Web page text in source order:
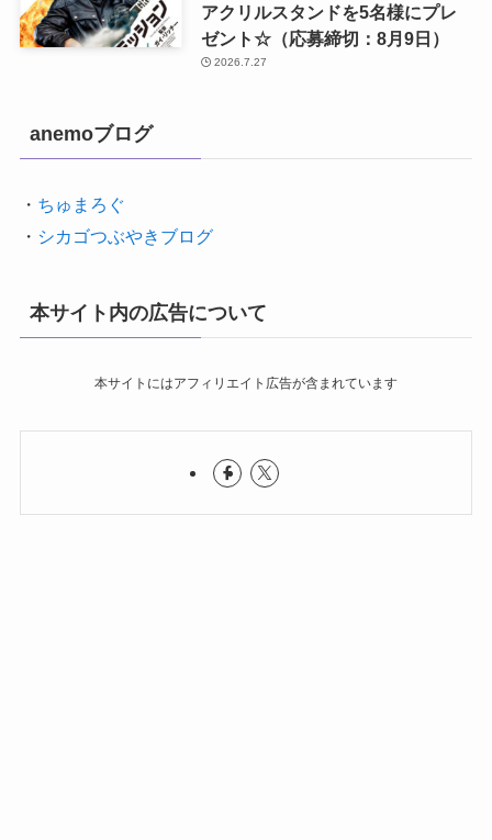
アクリルスタンドを5名様にプレ
ゼント☆（応募締切：8月9日）
2026.7.27
anemoブログ
・ ちゅまろぐ
・ シカゴつぶやきブログ
本サイト内の広告について
本サイトにはアフィリエイト広告が含まれています